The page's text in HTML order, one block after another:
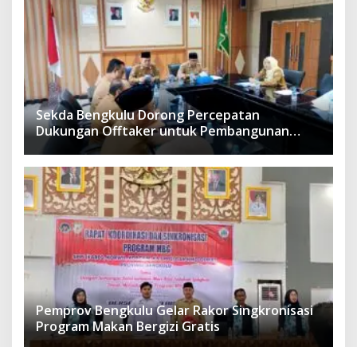
Sekda Bengkulu Dorong Percepatan
Dukungan Offtaker untuk Pembangunan
TPST Regional
Pemprov Bengkulu Gelar Rakor Singkronisasi
Program Makan Bergizi Gratis